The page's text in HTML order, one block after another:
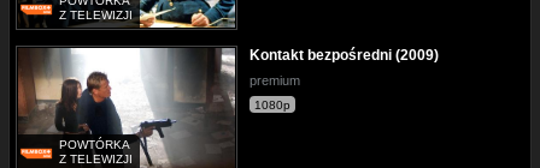
Z TELEWIZJI
POWTÓRKA
Z TELEWIZJI
Kontakt bezpośredni (2009)
premium
1080p